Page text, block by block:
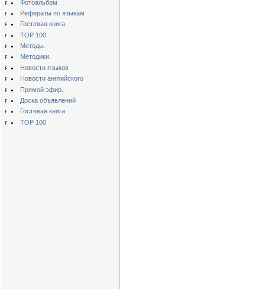
Фотоальбом
Рефераты по языкам
Гостевая книга
TOP 100
Методы.
Методики.
Новости языков
Новости английского
Прямой эфир.
Доска объявлений
Гостевая книга
TOP 100